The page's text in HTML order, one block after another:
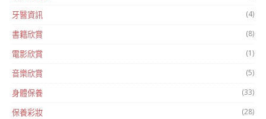
牙醫資訊 (4)
書籍欣賞 (8)
電影欣賞 (1)
音樂欣賞 (5)
身體保養 (33)
保養彩妝 (28)